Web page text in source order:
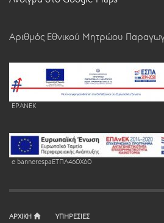
Αριθμός Εθνικού Μητρώου
EPANEK
e bannerespaEΤΠΑ460X60
ΑΡΧΙΚΗ
ΥΠΗΡΕΣΙΕΣ